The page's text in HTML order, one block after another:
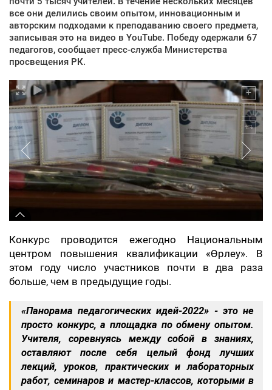
все они делились своим опытом, инновационным и
авторским подходами к преподаванию своего предмета,
записывая это на видео в YouTube. Победу одержали 67
педагогов, сообщает пресс-служба Министерства
просвещения РК.
Конкурс проводится ежегодно Национальным
центром повышения квалификации «Өрлеу». В
этом году число участников почти в два раза
больше, чем в предыдущие годы.
«Панорама педагогических идей-2022» - это не
просто конкурс, а площадка по обмену опытом.
Учителя, соревнуясь между собой в знаниях,
оставляют после себя целый фонд лучших
лекций, уроков, практических и лабораторных
работ, семинаров и мастер-классов, которыми в